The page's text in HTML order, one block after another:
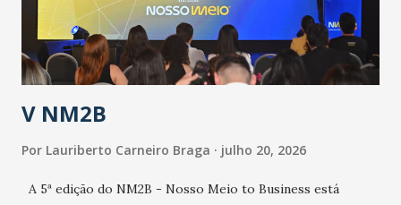
secretário. Segundo ele, é uma epidemia com chance de
contaminação alta, podendo gerar um grande risco à
população e ao sistema de saúde. “Precisamos saber fazer a
estratificação do risco da doença, para não so...
V NM2B
Por Lauriberto Carneiro Braga julho 20, 2026
A 5ª edição do NM2B - Nosso Meio to Business está